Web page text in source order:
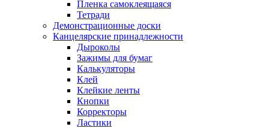
Пленка самоклеящаяся
Тетради
Демонстрационные доски
Канцелярские принадлежности
Дыроколы
Зажимы для бумаг
Калькуляторы
Клей
Клейкие ленты
Кнопки
Корректоры
Ластики